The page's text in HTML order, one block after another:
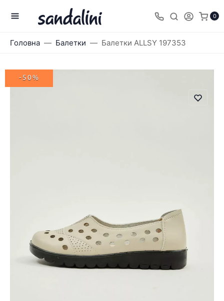
0
Головна Балетки Балетки ALLSY 197353
-50%